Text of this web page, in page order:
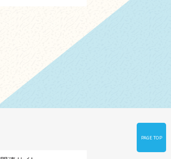
PAGE TOP